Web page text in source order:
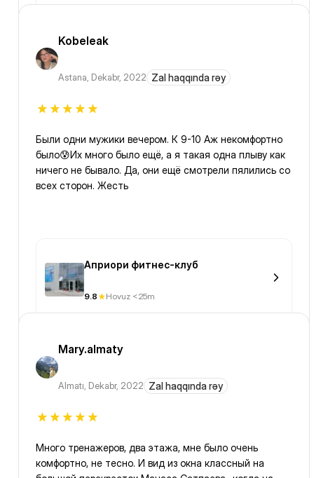
Kobeleak
Astana, Dekabr, 2022 Zal haqqında rəy
Были одни мужики вечером. К 9-10 Аж некомфортно
было😰Их много было ещё, а я такая одна плыву как
ничего не бывало. Да, они ещё смотрели пялились со
всех сторон. Жесть
Априори фитнес-клуб
9.8 Hovuz <25m
Mary.almaty
Almatı, Dekabr, 2022 Zal haqqında rəy
Много тренажеров, два этажа, мне было очень
комфортно, не тесно. И вид из окна классный на